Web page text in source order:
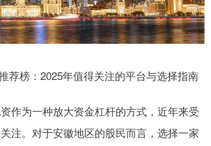
荐榜：2025年值得关注的平台与选择指南
作为一种放大资金杠杆的方式，近年来受
注。对于安徽地区的股民而言，选择一家